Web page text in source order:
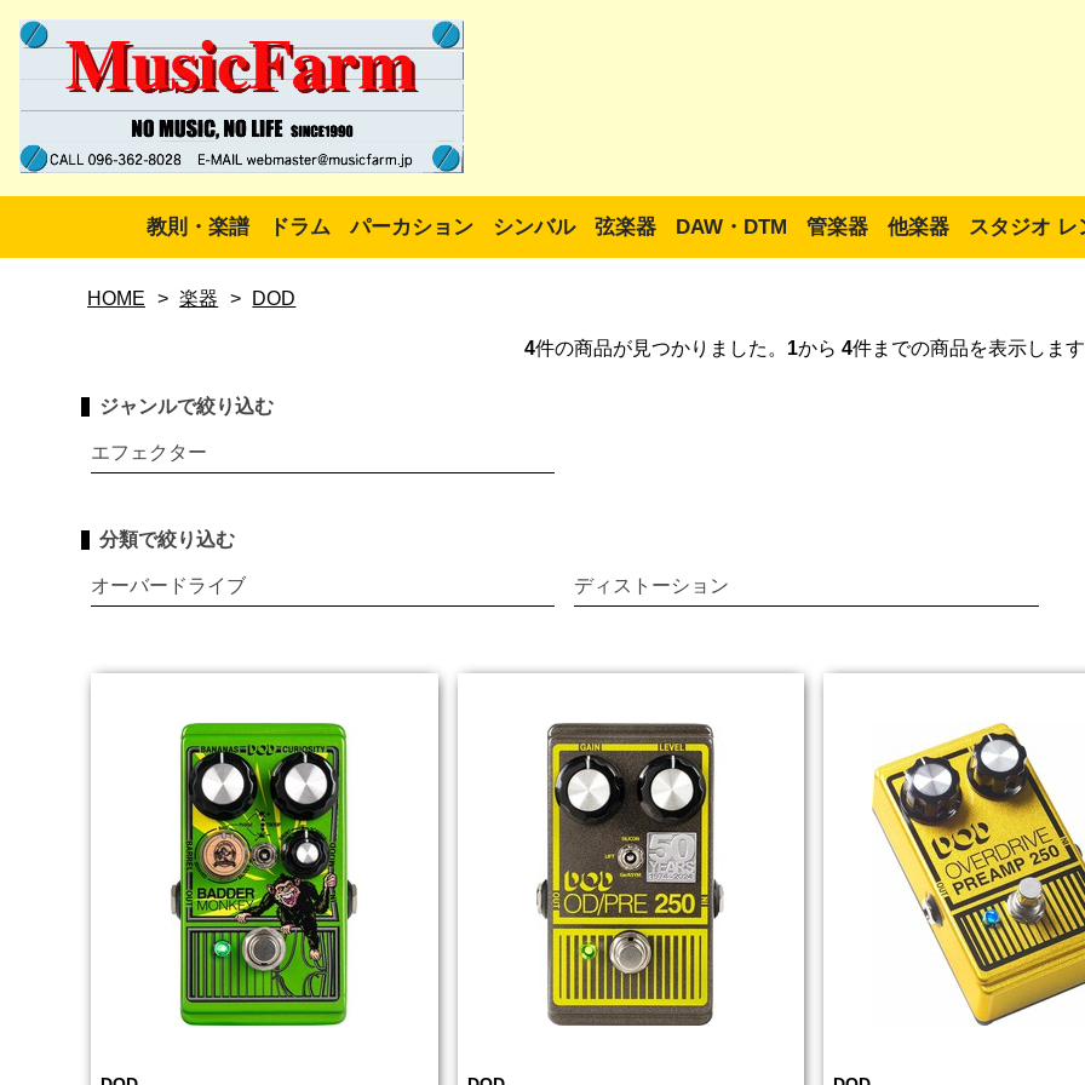
教則・楽譜 ドラム パーカション シンバル 弦楽器 DAW・DTM 管楽器 他楽器 スタジオ レ
HOME > 楽器 > DOD
4件の商品が見つかりました。 1から 4件までの商品を表示しま
ジャンルで絞り込む
エフェクター
分類で絞り込む
オーバードライブ ディストーション